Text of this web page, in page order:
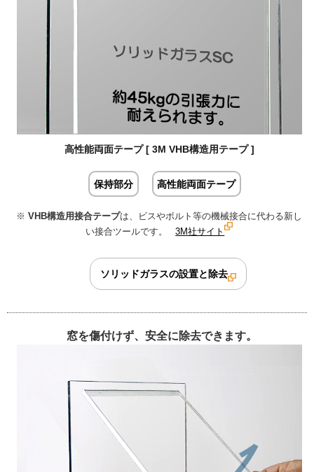
高性能両面テープ [ 3M VHB構造用テープ ]
保持部分 高性能両面テープ
※ VHB構造用接合テープは、ビスやボルト等の機械接合に代わる新し
い接合ツールです。3M社サイト
ソリッドガラスの設置と除去
窓を傷付けず、安全に除去できます。